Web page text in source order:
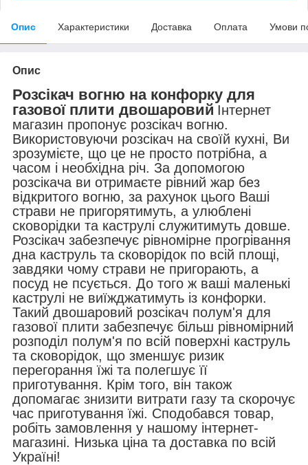
Опис Характеристики Доставка Оплата Умови
Опис
Розсікач вогню на конфорку для
газової плити двошаровий Інтернет
магазин пропонує розсікач вогню.
Використовуючи розсікач на своїй кухні, Ви
зрозумієте, що це не просто потрібна, а
часом і необхідна річ. За допомогою
розсікача ви отримаєте рівний жар без
відкритого вогню, за рахунок цього Ваші
страви не пригорятимуть, а улюблені
сковорідки та каструлі служитимуть довше.
Розсікач забезпечує рівномірне прогрівання
дна каструль та сковорідок по всій площі,
завдяки чому страви не пригорають, а
посуд не псується. До того ж ваші маленькі
каструлі не виїжджатимуть із конфорки.
Такий двошаровий розсікач полум'я для
газової плити забезпечує більш рівномірний
розподіл полум'я по всій поверхні каструль
та сковорідок, що зменшує ризик
перегорання їжі та полегшує її
приготування. Крім того, він також
допомагає знизити витрати газу та скорочує
час приготування їжі. Сподобався товар,
робіть замовлення у нашому інтернет-
магазині. Низька ціна та доставка по всій
Україні!